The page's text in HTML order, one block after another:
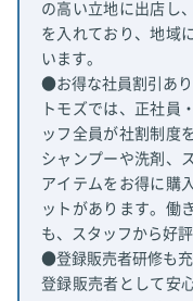
の高い立地に出店し
を入れており、地域
います。
●お得な社員割引あり
トモズでは、正社員
ッフ全員が社割制度
シャンプーや洗剤、
アイテムをお得に購
ットがあります。働
も、スタッフから好
●登録販売者研修も
登録販売者として安